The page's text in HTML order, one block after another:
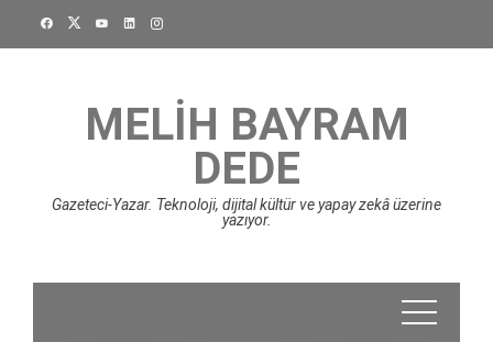
MELIH BAYRAM
DEDE
Gazeteci-Yazar. Teknoloji, dijital kültür ve yapay zekâ üzerine
yazıyor.